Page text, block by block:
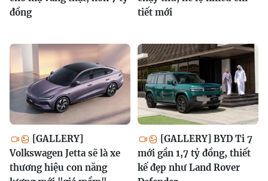
đồng
tiết mới
[GALLERY]
Volkswagen Jetta sẽ là xe
thương hiệu con năng
[GALLERY] BYD Ti 7
mới gần 1,7 tỷ đồng, thiết
kế đẹp như Land Rover